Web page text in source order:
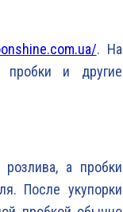
. На
пробки и другие
а пробки
После укупорки